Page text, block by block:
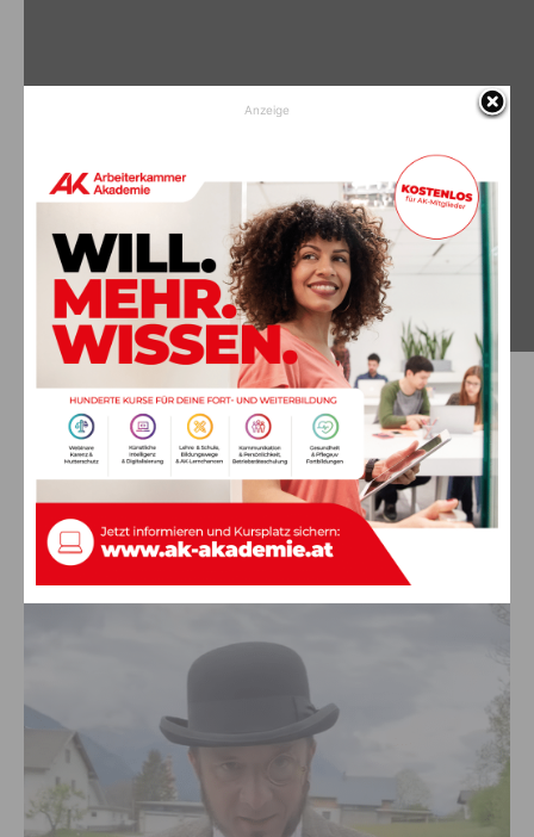
Kartenvorverkauf
Karten sind ab sofort im Gemeindeamt Dellach / Gail und in
der Raiffeisen Bank Kötschach und Dellach erhältlich.
Kartenreservierung unter: 0664/3855858
Anzeige